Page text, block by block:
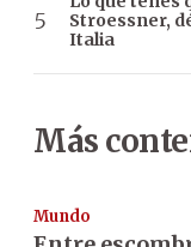
Stroessner,
Italia
Más
Mundo